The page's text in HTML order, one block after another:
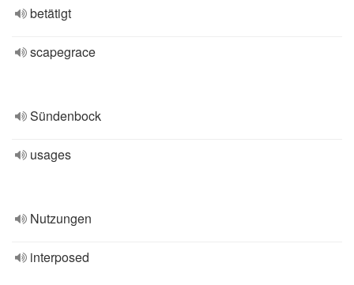
betätigt
scapegrace
Sündenbock
usages
Nutzungen
interposed